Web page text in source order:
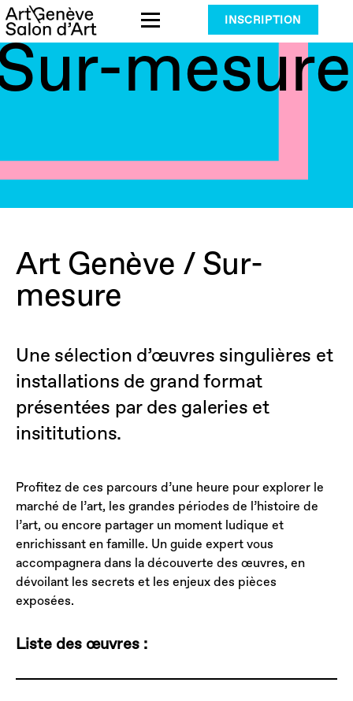
Aller
au
contenu
INSCRIPTION
mesure
Art Genève / Sur-
mesure
Une sélection d’œuvres singulières et
installations de grand format
présentées par des galeries et
insititutions.
Profitez de ces parcours d’une heure pour explorer le
marché de l’art, les grandes périodes de l’histoire de
l’art, ou encore partager un moment ludique et
enrichissant en famille. Un guide expert vous
accompagnera dans la découverte des œuvres, en
dévoilant les secrets et les enjeux des pièces
exposées.
Liste des œuvres :